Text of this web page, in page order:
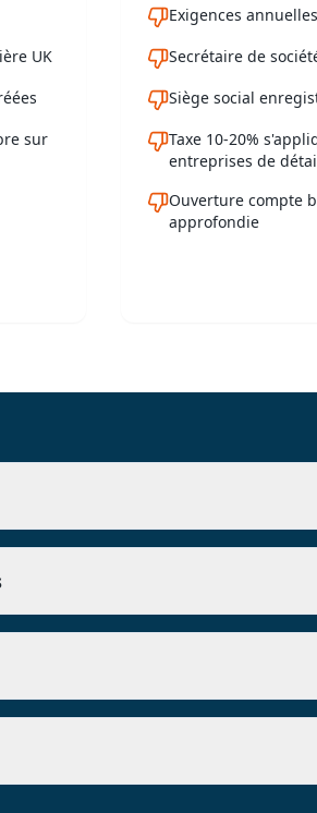
UK
sur
Exigences
Secrétaire de
Siège social
Taxe 10-20%
entreprises de
Ouverture compte
approfondie